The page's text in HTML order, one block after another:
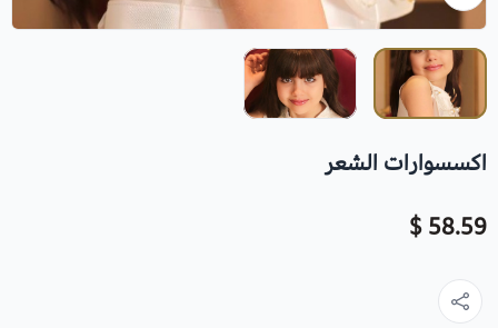
اكسسوارات الشعر
58.59 $